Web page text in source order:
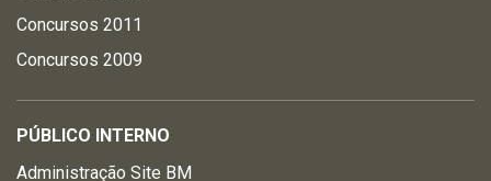
Concursos 2011
Concursos 2009
PÚBLICO INTERNO
Administração Site BM